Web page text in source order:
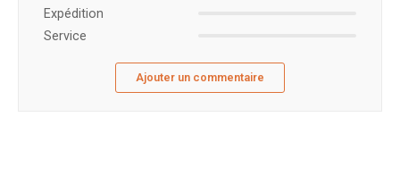
Expédition
Service
Ajouter un commentaire